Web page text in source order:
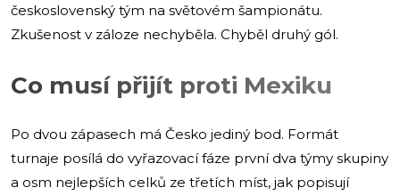
československý tým na světovém šampionátu.
Zkušenost v záloze nechyběla. Chyběl druhý gól.
Co musí přijít proti Mexiku
Po dvou zápasech má Česko jediný bod. Formát
turnaje posílá do vyřazovací fáze první dva týmy skupiny
a osm nejlepších celků ze třetích míst, jak popisují